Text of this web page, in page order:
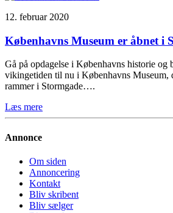
12. februar 2020
Københavns Museum er åbnet i
Gå på opdagelse i Københavns historie og
vikingetiden til nu i Københavns Museum,
rammer i Stormgade….
Læs mere
Annonce
Om siden
Annoncering
Kontakt
Bliv skribent
Bliv sælger